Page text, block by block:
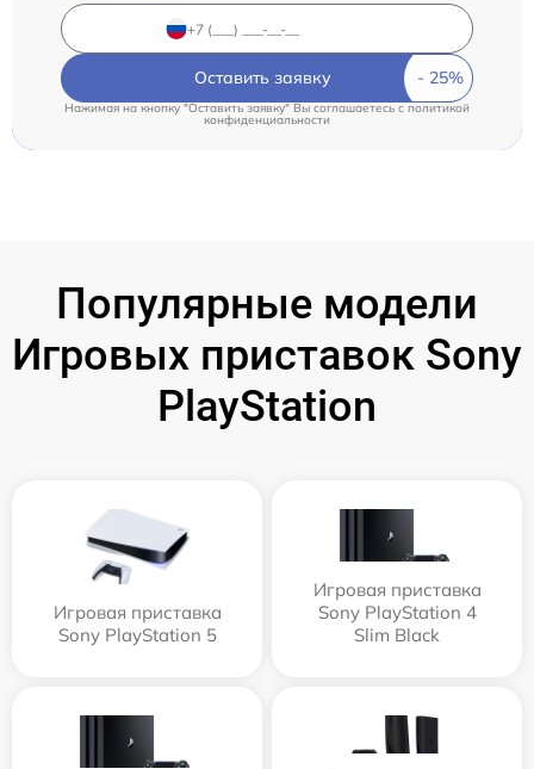
Оставить заявку
Нажимая на кнопку "Оставить заявку" Вы соглашаетесь cполитикой
конфиденциальности
Популярные модели
Игровых приставок Sony
PlayStation
Игровая приставка
Sony PlayStation 5
Игровая приставка
Sony PlayStation 4
Slim Black